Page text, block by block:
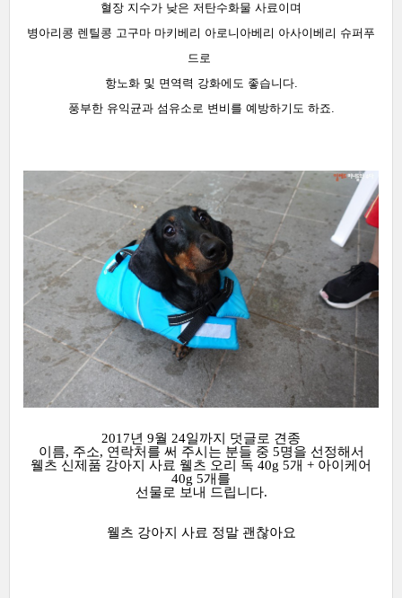
혈장 지수가 낮은 저탄수화물 사료이며
병아리콩 렌틸콩 고구마 마키베리 아로니아베리 아사이베리 슈퍼푸
드로
항노화 및 면역력 강화에도 좋습니다.
풍부한 유익균과 섬유소로 변비를 예방하기도 하죠.
2017년 9월 24일까지 덧글로 견종
이름, 주소, 연락처를 써 주시는 분들 중 5명을 선정해서
웰츠 신제품 강아지 사료 웰츠 오리 독 40g 5개 + 아이케어
40g 5개를
선물로 보내 드립니다.
웰츠 강아지 사료 정말 괜찮아요